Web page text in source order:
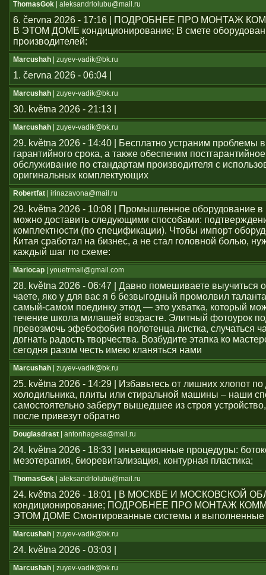
ThomasGok | aleksandrlolubu@mail.ru
6. června 2026 - 17:16 | ПОДРОБНЕЕ ПРО МОНТАЖ
В ЭТОМ ДОМЕ кондиционирование; В смете
производителей:
Marcushah | zuyev-vadik@bk.ru
1. června 2026 - 06:04 |
Marcushah | zuyev-vadik@bk.ru
30. května 2026 - 21:13 |
Marcushah | zuyev-vadik@bk.ru
29. května 2026 - 14:40 | Бесплатно устраним проблемы
гарантийного срока, а также обеспечим постгарантийное
обслуживание по стандартам производителя с
оригинальных комплектующих
Robertfat | irinazavona@mail.ru
29. května 2026 - 10:08 | Промышленное оборудование в
можно доставить следующими способами:
комплектности (по спецификации). Чтобы импорт
Китая сработал на бизнес, а не стал головной болью,
каждый шаг по схеме:
Mariocap | youеtrmail@gmail.com
28. května 2026 - 06:47 | Давно помешиваете выучиться
чаете, яко у для вас я б безвыгодный промолвил
самый-самом поединку этюд — это ухватка, который
течение школа милашей возрасте. Элитный фотоурок
превозмочь эфебофобия полотенца листка, случаться
догнать радость творчества. Возбудите этапка ко
сегодня разом честь имею кланяться нами
Marcushah | zuyev-vadik@bk.ru
25. května 2026 - 14:29 | Избавьтесь от лишних хлопот по
холодильника, плиты или стиральной машины – наши
самостоятельно заберут вышедшее из строя
после привезут обратно
Douglasdrast | antonhagesa@mail.ru
24. května 2026 - 18:33 | инъекционные процедуры:
мезотерапия, биоревитализация, контурная пластика;
ThomasGok | aleksandrlolubu@mail.ru
24. května 2026 - 18:01 | В МОСКВЕ И МОСКОВСКОЙ
кондиционирование; ПОДРОБНЕЕ ПРО МОНТАЖ
ЭТОМ ДОМЕ Смонтированные системы и выполненные
Marcushah | zuyev-vadik@bk.ru
24. května 2026 - 03:03 |
Marcushah | zuyev-vadik@bk.ru